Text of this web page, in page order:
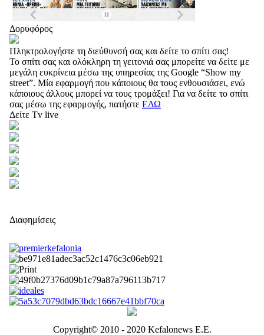
Δορυφόρος
Πληκτρολογήστε τη διεύθυνσή σας και δείτε το σπίτι σας!
Το σπίτι σας και ολόκληρη τη γειτονιά σας μπορείτε να δείτε με
μεγάλη ευκρίνεια μέσω της υπηρεσίας της Google “Show my
street”. Μία εφαρμογή που κάποιους θα τους ενθουσιάσει, ενώ
κάποιους άλλους μπορεί να τους τρομάξει! Για να δείτε το σπίτι
σας μέσω της εφαρμογής, πατήστε ΕΔΩ
Δείτε Tv live
Διαφημίσεις
Copyright© 2010 - 2020 Kefalonews Ε.E.